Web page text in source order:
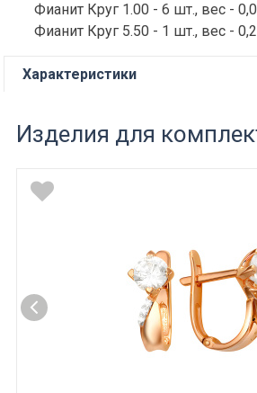
Фианит Круг 1.00 - 6 шт., вес -
Фианит Круг 5.50 - 1 шт., вес -
Характеристики
Изделия для